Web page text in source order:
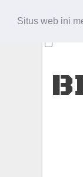
Situs web ini